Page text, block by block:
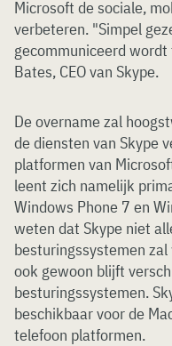
Microsoft de sociale,
verbeteren. "Simpel
gecommuniceerd
Bates, CEO van Skype.
De overname zal
de diensten van Skype
platformen van
leent zich namelijk
Windows Phone 7 en
weten dat Skype niet
besturingssystemen
ook gewoon blijft
besturingssystemen.
beschikbaar voor de
telefoon platformen.